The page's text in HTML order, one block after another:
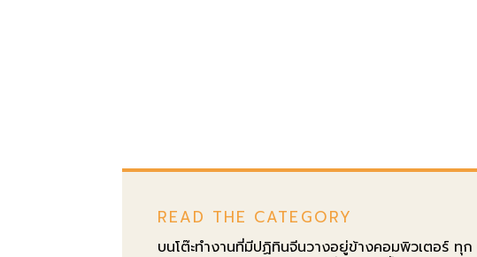
READ THE CATEGORY
บนโต๊ะทำงานที่มีปฏิทินจีนวางอยู่ข้างคอมพิวเตอร์ ทุก